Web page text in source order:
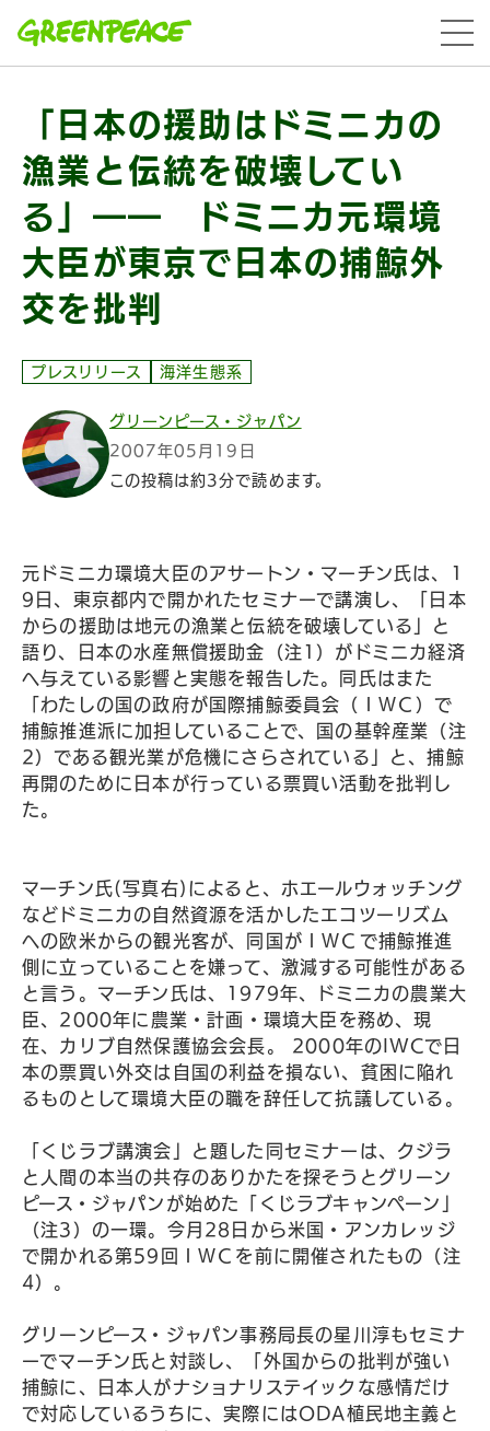
menu
「日本の援助はドミニカの
漁業と伝統を破壊してい
る」―― ドミニカ元環境
大臣が東京で日本の捕鯨外
交を批判
プレスリリース 海洋生態系
グリーンピース・ジャパン
2007年05月19日
この投稿は約3分で読めます。
元ドミニカ環境大臣のアサートン・マーチン氏は、1
9日、東京都内で開かれたセミナーで講演し、「日本
からの援助は地元の漁業と伝統を破壊している」と
語り、日本の水産無償援助金（注1）がドミニカ経済
へ与えている影響と実態を報告した。同氏はまた
「わたしの国の政府が国際捕鯨委員会（ＩＷＣ）で
捕鯨推進派に加担していることで、国の基幹産業（注
2）である観光業が危機にさらされている」と、捕鯨
再開のために日本が行っている票買い活動を批判し
た。
マーチン氏(写真右)によると、ホエールウォッチング
などドミニカの自然資源を活かしたエコツーリズム
への欧米からの観光客が、同国がＩＷＣで捕鯨推進
側に立っていることを嫌って、激減する可能性がある
と言う。マーチン氏は、1979年、ドミニカの農業大
臣、2000年に農業・計画・環境大臣を務め、現
在、カリブ自然保護協会会長。 2000年のIWCで日
本の票買い外交は自国の利益を損ない、貧困に陥れ
るものとして環境大臣の職を辞任して抗議している。
「くじラブ講演会」と題した同セミナーは、クジラ
と人間の本当の共存のありかたを探そうとグリーン
ピース・ジャパンが始めた「くじラブキャンペーン」
（注3）の一環。今月28日から米国・アンカレッジ
で開かれる第59回ＩＷＣを前に開催されたもの（注
4）。
グリーンピース・ジャパン事務局長の星川淳もセミナ
ーでマーチン氏と対談し、「外国からの批判が強い
捕鯨に、日本人がナショナリステイックな感情だけ
で対応しているうちに、実際にはODA植民地主義と